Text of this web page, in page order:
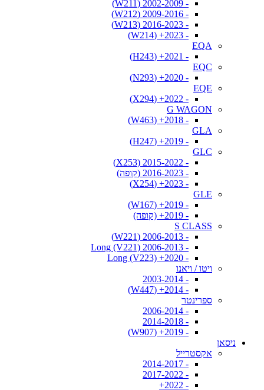
- 2002-2009 (W211)
- 2009-2016 (W212)
- 2016-2023 (W213)
- 2023+ (W214)
EQA
- 2021+ (H243)
EQC
- 2020+ (N293)
EQE
- 2022+ (X294)
G WAGON
- 2018+ (W463)
GLA
- 2019+ (H247)
GLC
- 2015-2022 (X253)
- 2016-2023 (קופה)
- 2023+ (X254)
GLE
- 2019+ (W167)
- 2019+ (קופה)
S CLASS
- 2006-2013 (W221)
- 2006-2013 Long (V221)
- 2020+ Long (V223)
ויטו / ויאנו
- 2003-2014
- 2014+ (W447)
ספרינטר
- 2006-2014
- 2014-2018
- 2019+ (W907)
ניסאן
אקסטרייל
- 2014-2017
- 2017-2022
- 2022+